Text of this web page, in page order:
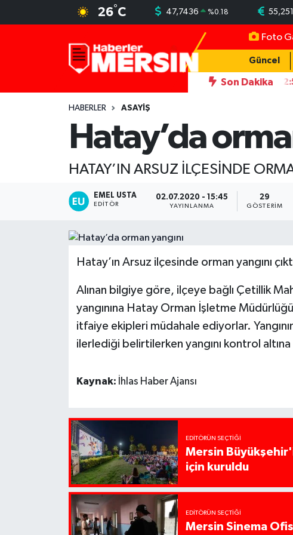
26°C 47,7436 %0.18
Foto
Güncel
Son Dakika
Bir Yanda 40 Derece, Diğer Yanda Kuvvetli Sağanak! 22:55
HABERLER ASAYİŞ
Hatay’da
HATAY’IN ARSUZ İLÇESİNDE
EMEL USTA
EDITÖR
02.07.2020 - 15:45
YAYINLANMA
29
GÖSTERIM
Hatay’ın Arsuz ilçesinde orman yangını
Alınan bilgiye göre, ilçeye bağlı Çetillik
yangınına Hatay Orman İşletme
itfaiye ekipleri müdahale ediyorlar.
ilerlediği belirtilerken yangını kontrol
Kaynak: İhlas Haber Ajansı
EDITÖRÜN SEÇTIĞI
Mersin
için kuruldu
EDITÖRÜN SEÇTIĞI
Mersin Sinema
Mersin Nöbetçi Eczaneler
Mersin Hava Durumu
Mersin Trafik Yoğunluk Haritası
Süper Lig Puan Durumu ve Fikstür
Tüm Manşetler
Son Dakika Haberleri